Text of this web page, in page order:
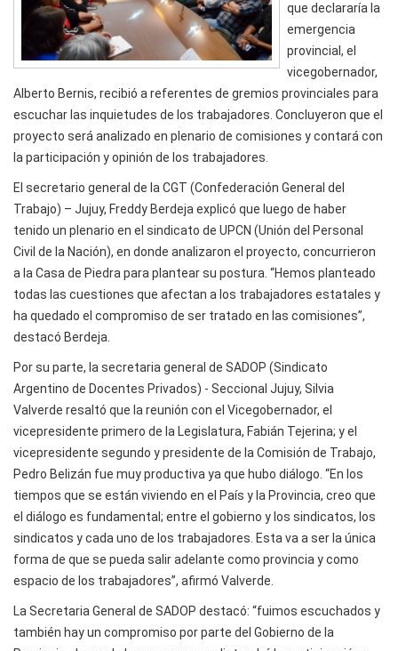
que declararía la
emergencia
provincial, el
vicegobernador,
Alberto Bernis, recibió a referentes de gremios provinciales para
escuchar las inquietudes de los trabajadores. Concluyeron que el
proyecto será analizado en plenario de comisiones y contará con
la participación y opinión de los trabajadores.
El secretario general de la CGT (Confederación General del
Trabajo) – Jujuy, Freddy Berdeja explicó que luego de haber
tenido un plenario en el sindicato de UPCN (Unión del Personal
Civil de la Nación), en donde analizaron el proyecto, concurrieron
a la Casa de Piedra para plantear su postura. “Hemos planteado
todas las cuestiones que afectan a los trabajadores estatales y
ha quedado el compromiso de ser tratado en las comisiones”,
destacó Berdeja.
Por su parte, la secretaria general de SADOP (Sindicato
Argentino de Docentes Privados) - Seccional Jujuy, Silvia
Valverde resaltó que la reunión con el Vicegobernador, el
vicepresidente primero de la Legislatura, Fabián Tejerina; y el
vicepresidente segundo y presidente de la Comisión de Trabajo,
Pedro Belizán fue muy productiva ya que hubo diálogo. “En los
tiempos que se están viviendo en el País y la Provincia, creo que
el diálogo es fundamental; entre el gobierno y los sindicatos, los
sindicatos y cada uno de los trabajadores. Esta va a ser la única
forma de que se pueda salir adelante como provincia y como
espacio de los trabajadores”, afirmó Valverde.
La Secretaria General de SADOP destacó: “fuimos escuchados y
también hay un compromiso por parte del Gobierno de la